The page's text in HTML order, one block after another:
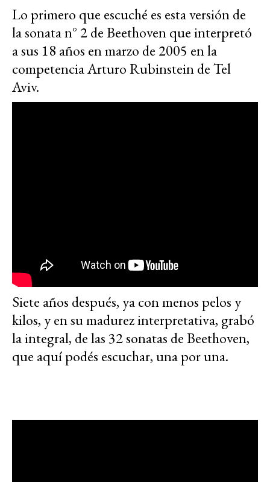
Lo primero que escuché es esta versión de
la sonata n° 2 de Beethoven que interpretó
a sus 18 años en marzo de 2005 en la
competencia Arturo Rubinstein de Tel
Aviv.
Siete años después, ya con menos pelos y
kilos, yen su madurez interpretativa, grabó
la integral, de las 32 sonatas de Beethoven,
que aquí podés escuchar, una por una.